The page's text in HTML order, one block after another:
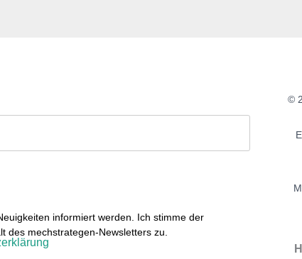
informiert werden. Ich stimme der
des mechstrategen-Newsletters zu.
©